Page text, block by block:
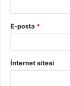
E-posta *
İnternet sitesi